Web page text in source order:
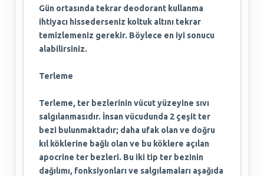
Gün ortasında tekrar deodorant kullanma
ihtiyacı hissederseniz koltuk altını tekrar
temizlemeniz gerekir. Böylece en iyi sonucu
alabilirsiniz.
Terleme
Terleme, ter bezlerinin vücut yüzeyine sıvı
salgılanmasıdır. İnsan vücudunda 2 çeşit ter
bezi bulunmaktadır; daha ufak olan ve doğru
kıl köklerine bağlı olan ve bu köklere açılan
apocrine ter bezleri. Bu iki tip ter bezinin
dağılımı, fonksiyonları ve salgılamaları aşağıda